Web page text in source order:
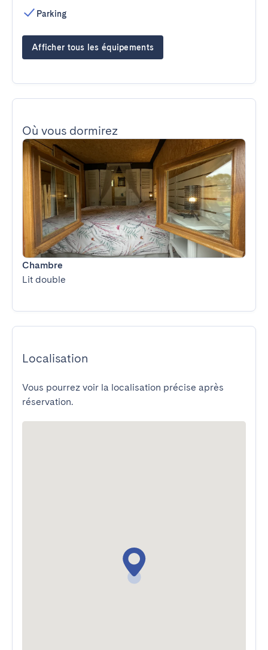
Parking
Afficher tous les équipements
Où vous dormirez
Chambre
Lit double
Localisation
Vous pourrez voir la localisation précise après
réservation.